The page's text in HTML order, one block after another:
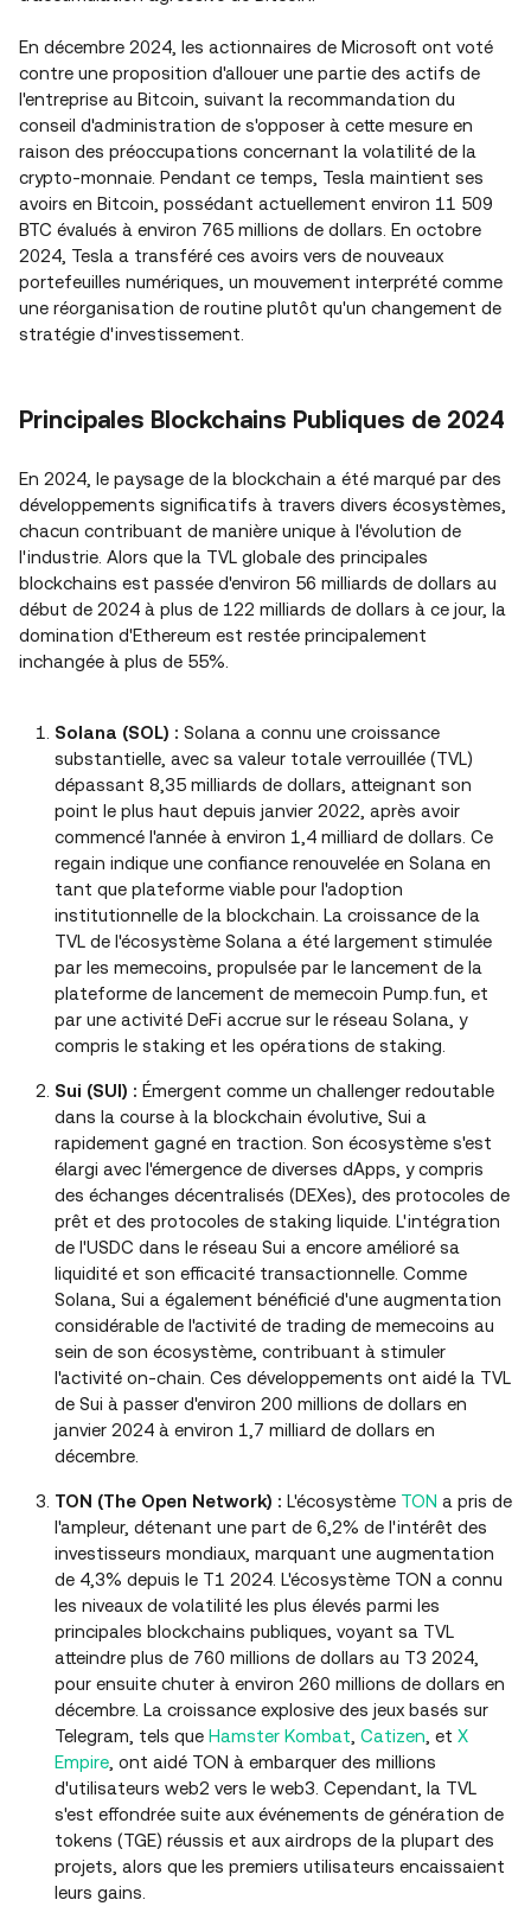
En décembre 2024, les actionnaires de Microsoft ont voté
contre une proposition d'allouer une partie des actifs de
l'entreprise au Bitcoin, suivant la recommandation du
conseil d'administration de s'opposer à cette mesure en
raison des préoccupations concernant la volatilité de la
crypto-monnaie. Pendant ce temps, Tesla maintient ses
avoirs en Bitcoin, possédant actuellement environ 11 509
BTC évalués à environ 765 millions de dollars. En octobre
2024, Tesla a transféré ces avoirs vers de nouveaux
portefeuilles numériques, un mouvement interprété comme
une réorganisation de routine plutôt qu'un changement de
stratégie d'investissement.
Principales Blockchains Publiques de 2024
En 2024, le paysage de la blockchain a été marqué par des
développements significatifs à travers divers écosystèmes,
chacun contribuant de manière unique à l'évolution de
l'industrie. Alors que la TVL globale des principales
blockchains est passée d'environ 56 milliards de dollars au
début de 2024 à plus de 122 milliards de dollars à ce jour, la
domination d'Ethereum est restée principalement
inchangée à plus de 55%.
Solana (SOL) : Solana a connu une croissance
substantielle, avec sa valeur totale verrouillée (TVL)
dépassant 8,35 milliards de dollars, atteignant son
point le plus haut depuis janvier 2022, après avoir
commencé l'année à environ 1,4 milliard de dollars. Ce
regain indique une confiance renouvelée en Solana en
tant que plateforme viable pour l'adoption
institutionnelle de la blockchain. La croissance de la
TVL de l'écosystème Solana a été largement stimulée
par les memecoins, propulsée par le lancement de la
plateforme de lancement de memecoin Pump.fun, et
par une activité DeFi accrue sur le réseau Solana, y
compris le staking et les opérations de staking.
Sui (SUI) : Émergent comme un challenger redoutable
dans la course à la blockchain évolutive, Sui a
rapidement gagné en traction. Son écosystème s'est
élargi avec l'émergence de diverses dApps, y compris
des échanges décentralisés (DEXes), des protocoles de
prêt et des protocoles de staking liquide. L'intégration
de l'USDC dans le réseau Sui a encore amélioré sa
liquidité et son efficacité transactionnelle. Comme
Solana, Sui a également bénéficié d'une augmentation
considérable de l'activité de trading de memecoins au
sein de son écosystème, contribuant à stimuler
l'activité on-chain. Ces développements ont aidé la TVL
de Sui à passer d'environ 200 millions de dollars en
janvier 2024 à environ 1,7 milliard de dollars en
décembre.
TON (The Open Network) : L'écosystème TON a pris de
l'ampleur, détenant une part de 6,2% de l'intérêt des
investisseurs mondiaux, marquant une augmentation
de 4,3% depuis le T1 2024. L'écosystème TON a connu
les niveaux de volatilité les plus élevés parmi les
principales blockchains publiques, voyant sa TVL
atteindre plus de 760 millions de dollars au T3 2024,
pour ensuite chuter à environ 260 millions de dollars en
décembre. La croissance explosive des jeux basés sur
Telegram, tels que Hamster Kombat Catizen , et X
Empire , ont aidé TON à embarquer des millions
d'utilisateurs web2 vers le web3. Cependant, la TVL
s'est effondrée suite aux événements de génération de
tokens (TGE) réussis et aux airdrops de la plupart des
projets, alors que les premiers utilisateurs encaissaient
leurs gains.